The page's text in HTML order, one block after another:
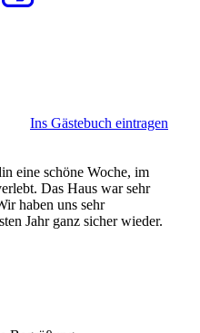
Ins Gästebuch eintragen
eine schöne Woche, im
Das Haus war sehr
haben uns sehr
Jahr ganz sicher wieder.